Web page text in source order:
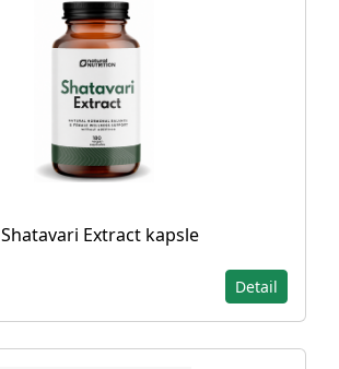
Shatavari Extract kapsle
Detail